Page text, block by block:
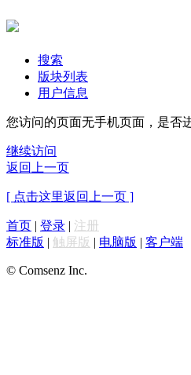
搜索
版块列表
用户信息
您访问的页面无手机页面，是否
继续访问
返回上一页
[ 点击这里返回上一页 ]
首页 | 登录 | 注册
标准版 | 触屏版 | 电脑版 | 客户端
© Comsenz Inc.